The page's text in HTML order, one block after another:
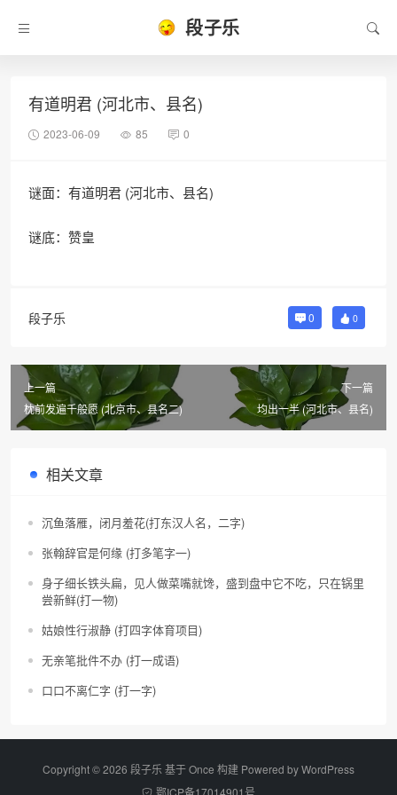
段子乐
有道明君 (河北市、县名)
2023-06-09 85 0
谜面：有道明君 (河北市、县名)
谜底：赞皇
段子乐 0 0
上一篇
枕前发遍千般愿 (北京市、县名二)
下一篇
均出一半 (河北市、县名)
相关文章
沉鱼落雁，闭月羞花(打东汉人名，二字)
张翰辞官是何缘 (打多笔字一)
身子细长铁头扁，见人做菜嘴就馋，盛到盘中它不吃，只在锅里
尝新鲜(打一物)
姑娘性行淑静 (打四字体育项目)
无亲笔批件不办 (打一成语)
口口不离仁字 (打一字)
Copyright © 2026 段子乐 基于 Once 构建 Powered byWordPress
鄂ICP备17014901号